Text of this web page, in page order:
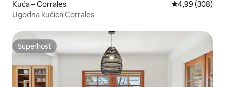
Kuća – Corrales Prosječna
4,99 (308)
Ugodna kućica Corrales
Superhost
Superhost